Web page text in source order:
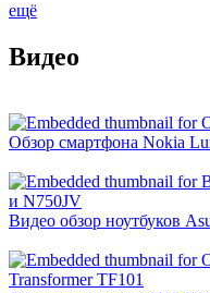
ещё
Видео
Обзор смартфона Nokia
Видео обзор ноутбуков